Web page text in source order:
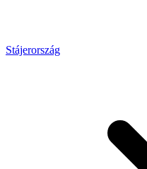
Stájerország